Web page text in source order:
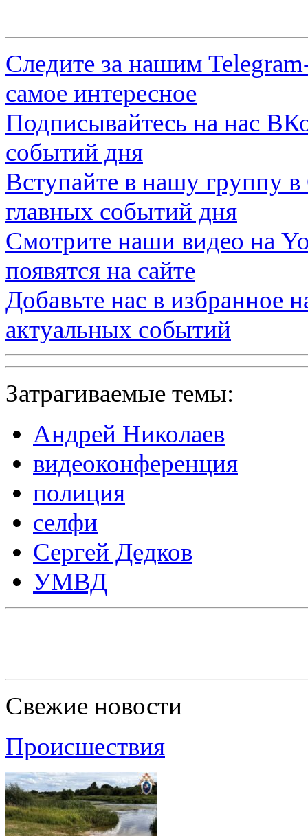
Следите за нашим
самое интересное
Подписывайтесь на нас
событий дня
Вступайте в нашу группу в
главных событий дня
Смотрите наши видео на
появятся на сайте
Добавьте нас в избранное
актуальных событий
Затрагиваемые темы:
Андрей Николаев
видеоконференция
полиция
селфи
Сергей Дедков
УМВД
Свежие новости
Происшествия